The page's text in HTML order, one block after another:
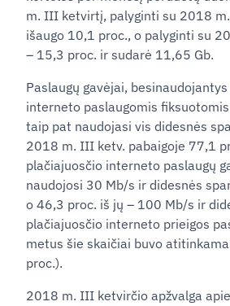
m. III ketvirtį, palyginti su 2018
išaugo 10,1 proc., o palyginti su
– 15,3 proc. ir sudarė 11,65 Gb.
Paslaugų gavėjai,
interneto paslaugomis
taip pat naudojasi vis didesnės
2018 m. III ketv. pabaigoje 77,1
plačiajuosčio interneto paslaugų
naudojosi 30 Mb/s ir didesnės
o 46,3 proc. iš jų – 100 Mb/s ir
plačiajuosčio interneto prieigos
metus šie skaičiai buvo
proc.).
2018 m. III ketvirčio apžvalga